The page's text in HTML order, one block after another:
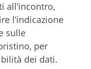
all’incontro,
l’indicazione
sulle
per
dei dati.